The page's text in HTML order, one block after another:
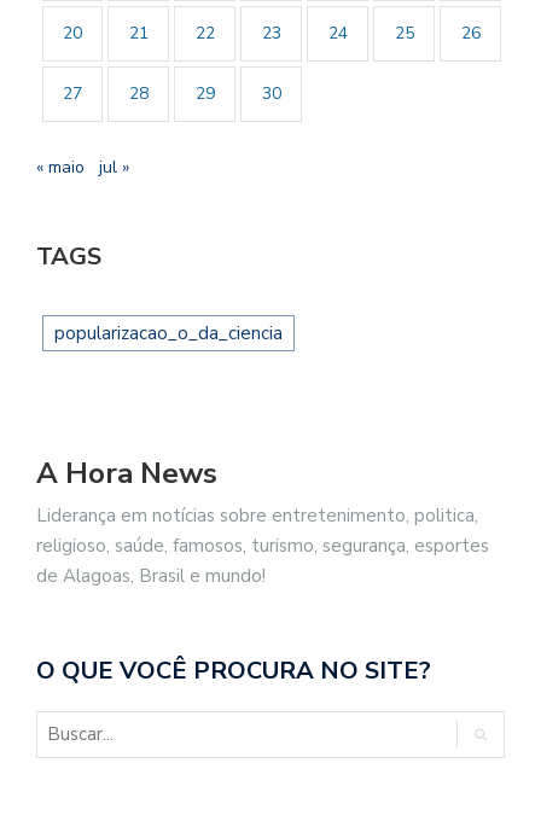
20 21 22 23 24 25 26
27 28 29 30
« maio jul »
TAGS
popularizacao_o_da_ciencia
A Hora News
Liderança em notícias sobre entretenimento, politica,
religioso, saúde, famosos, turismo, segurança, esportes
de Alagoas, Brasil e mundo!
O QUE VOCÊ PROCURA NO SITE?